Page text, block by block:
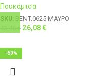
Πουκάμισα
SKU: BENT.0625-ΜΑΥΡΟ
€ 26,08€
-60%